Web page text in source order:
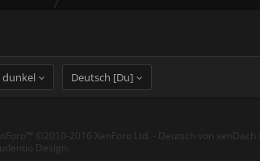
dunkel Deutsch [Du]
©2010-2016 XenForo Ltd. - Deutsch von xenDach
Design.